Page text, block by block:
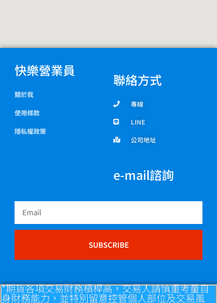
快樂營業員
關於我
使用條款
隱私權政策
聯絡方式
專線
LINE
公司地址
e-mail諮詢
Email
SUBSCRIBE
*期貨各項交易財務槓桿高，交易人請慎重考量自
身財務能力，並特別留意控管個人部位及交易風